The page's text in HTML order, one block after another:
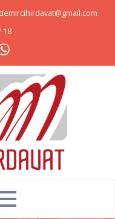
demircihirdavat@gmail.com
18